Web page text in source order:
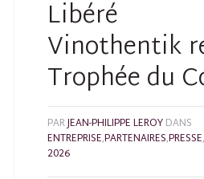
Libéré
Vinothentik
Trophée du
PARJEAN-PHILIPPE LEROYDANS
ENTREPRISE,PARTENAIRES,PRESSE
2026